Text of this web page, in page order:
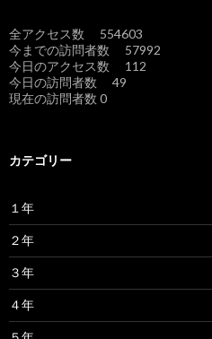
シ
ョ
ン
全アクセス数 554603
今までの訪問者数 57992
今日のアクセス数 112
今日の訪問者数 49
現在の訪問者数 0
カテゴリー
１年
２年
３年
４年